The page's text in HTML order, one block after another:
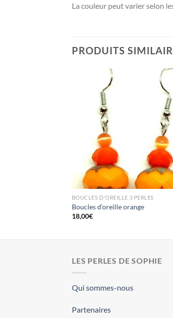
La couleur peut varier selon
PRODUITS
BOUCLES D'OREILLE 3 PERLES
Boucles d’oreille orange
18,00€
LES PERLES DE SOPHIE
Qui sommes-nous
Partenaires